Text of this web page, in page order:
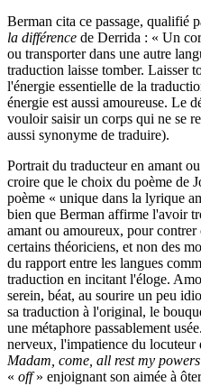
Berman cita ce passage, qualifié
la différence de Derrida : « Un
ou transporter dans une autre
traduction laisse tomber. Laisser
l'énergie essentielle de la
énergie est aussi amoureuse. Le
vouloir saisir un corps qui ne se
aussi synonyme de traduire).
Portrait du traducteur en amant
croire que le choix du poème de
poème « unique dans la lyrique
bien que Berman affirme l'avoir
amant ou amoureux, pour
certains théoriciens, et non des
du rapport entre les langues
traduction en incitant l'éloge.
serein, béat, au sourire un peu
sa traduction à l'original, le
une métaphore passablement
nerveux, l'impatience du locuteur
Madam, come, all rest my
« off» enjoignant son aimée à